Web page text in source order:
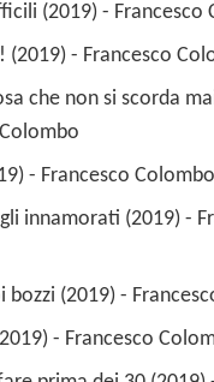
(2019) - Francesco
(2019) - Francesco
- Francesco Colombo
bozzi (2019) -
- Francesco